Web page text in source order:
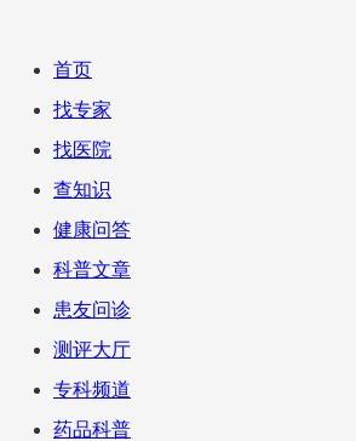
首页
找专家
找医院
查知识
健康问答
科普文章
患友问诊
测评大厅
专科频道
药品科普